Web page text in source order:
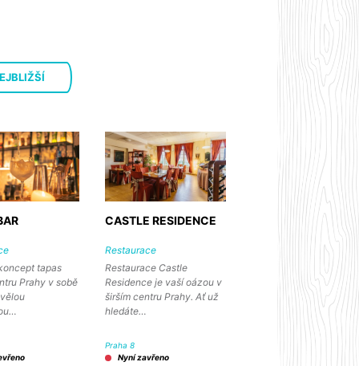
tapas
Prahy v sobě
CASTLE RESIDENCE
Restaurace
Restaurace Castle
Residence je vaší oázou v
širším centru Prahy. Ať už
hledáte…
Praha 8
Nyní zavřeno